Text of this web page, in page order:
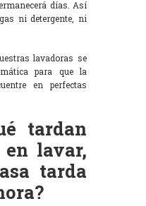
días. Así
ni detergente, ni
lavadoras se
para que la
en perfectas
tardan
lavar,
tarda